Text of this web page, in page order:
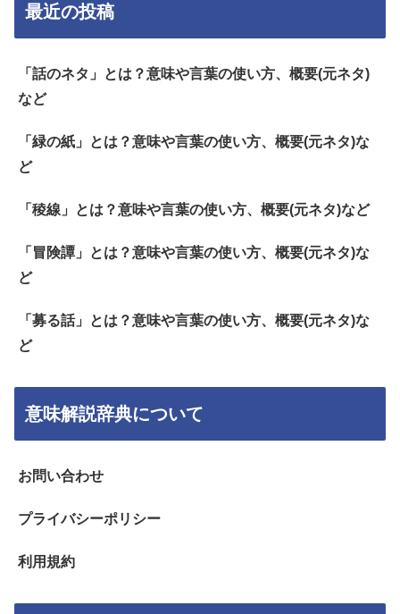
最近の投稿
「話のネタ」とは？意味や言葉の使い方、概要(元ネタ)
など
「緑の紙」とは？意味や言葉の使い方、概要(元ネタ)な
ど
「稜線」とは？意味や言葉の使い方、概要(元ネタ)など
「冒険譚」とは？意味や言葉の使い方、概要(元ネタ)な
ど
「募る話」とは？意味や言葉の使い方、概要(元ネタ)な
ど
意味解説辞典について
お問い合わせ
プライバシーポリシー
利用規約